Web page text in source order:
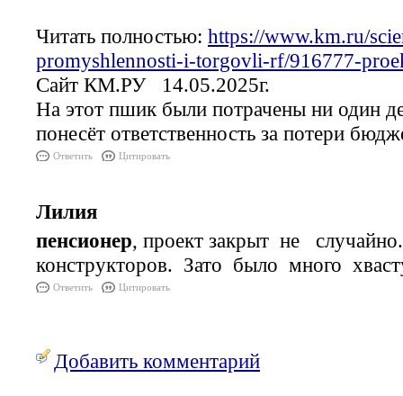
Читать полностью: https://www.km.ru/
promyshlennosti-i-torgovli-rf/916777-
Сайт КМ.РУ 14.05.2025г.
На этот пшик были потрачены ни один
понесёт ответственность за потери
Ответить Цитировать
Лилия
пенсионер, проект закрыт не
конструкторов. Зато было много
Ответить Цитировать
Добавить комментарий